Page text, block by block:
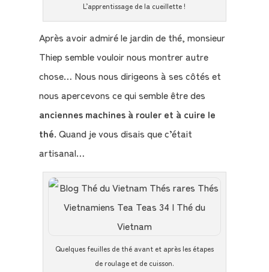
L’apprentissage de la cueillette !
Après avoir admiré le jardin de thé, monsieur
Thiep semble vouloir nous montrer autre
chose… Nous nous dirigeons à ses côtés et
nous apercevons ce qui semble être des
anciennes machines à rouler et à cuire le
thé. Quand je vous disais que c’était
artisanal…
Quelques feuilles de thé avant et après les étapes
de roulage et de cuisson.